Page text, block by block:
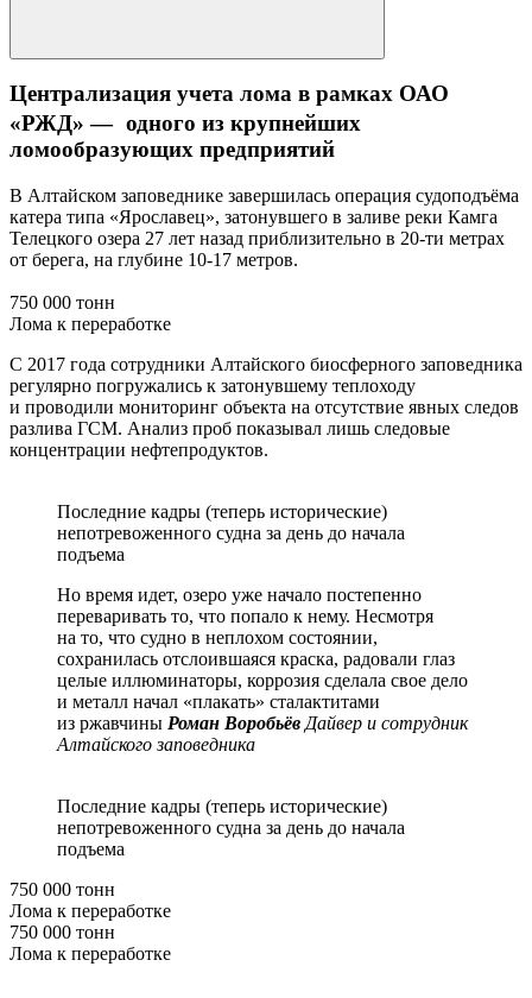
Централизация учета лома в рамках ОАО
«РЖД» — одного из крупнейших
ломообразующих предприятий
В Алтайском заповеднике завершилась операция судоподъёма
катера типа «Ярославец», затонувшего в заливе реки Камга
Телецкого озера 27 лет назад приблизительно в 20-ти метрах
от берега, на глубине 10-17 метров.
750 000 тонн
Лома к переработке
С 2017 года сотрудники Алтайского биосферного заповедника
регулярно погружались к затонувшему теплоходу
и проводили мониторинг объекта на отсутствие явных следов
разлива ГСМ. Анализ проб показывал лишь следовые
концентрации нефтепродуктов.
Последние кадры (теперь исторические)
непотревоженного судна за день до начала
подъема
Но время идет, озеро уже начало постепенно
переваривать то, что попало к нему. Несмотря
на то, что судно в неплохом состоянии,
сохранилась отслоившаяся краска, радовали глаз
целые иллюминаторы, коррозия сделала свое дело
и металл начал «плакать» сталактитами
из ржавчины Роман Воробьёв Дайвер и сотрудник
Алтайского заповедника
Последние кадры (теперь исторические)
непотревоженного судна за день до начала
подъема
750 000 тонн
Лома к переработке
750 000 тонн
Лома к переработке